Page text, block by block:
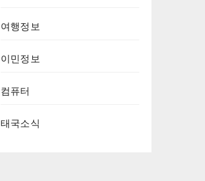
여행정보
이민정보
컴퓨터
태국소식